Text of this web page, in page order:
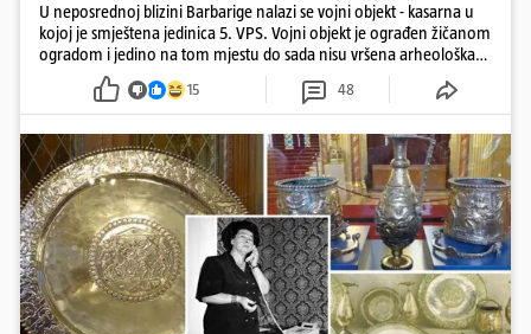
U neposrednoj blizini Barbarige nalazi se vojni objekt - kasarna u
kojoj je smještena jedinica 5. VPS. Vojni objekt je ograđen žičanom
ogradom i jedino na tom mjestu do sada nisu vršena arheološka
istraživanja
15 48